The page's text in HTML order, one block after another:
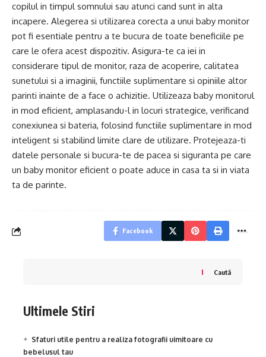
copilul in timpul somnului sau atunci cand sunt in alta
incapere. Alegerea si utilizarea corecta a unui baby monitor
pot fi esentiale pentru a te bucura de toate beneficiile pe
care le ofera acest dispozitiv. Asigura-te ca iei in
considerare tipul de monitor, raza de acoperire, calitatea
sunetului si a imaginii, functiile suplimentare si opiniile altor
parinti inainte de a face o achizitie. Utilizeaza baby monitorul
in mod eficient, amplasandu-l in locuri strategice, verificand
conexiunea si bateria, folosind functiile suplimentare in mod
inteligent si stabilind limite clare de utilizare. Protejeaza-ti
datele personale si bucura-te de pacea si siguranta pe care
un baby monitor eficient o poate aduce in casa ta si in viata
ta de parinte.
Facebook
Caută
Ultimele Stiri
Sfaturi utile pentru a realiza fotografii uimitoare cu
bebelusul tau